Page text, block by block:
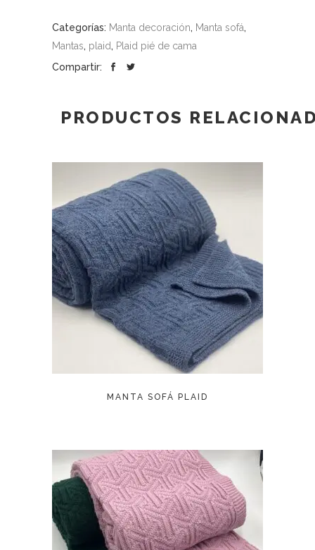
Categorías: Manta decoración, Manta sofá,
Mantas, plaid, Plaid pié de cama
Compartir:
PRODUCTOS
LEER MÁS
MANTA SOFÁ PLAID